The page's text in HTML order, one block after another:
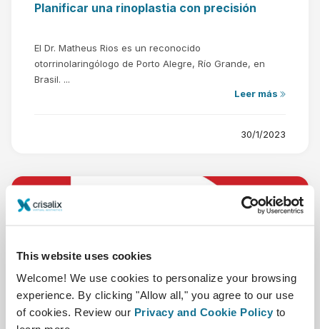
This website uses cookies
Welcome! We use cookies to personalize your browsing
experience. By clicking "Allow all," you agree to our use
of cookies. Review our Privacy and Cookie Policy to
Planificar una rinoplastia con precisión
El Dr. Matheus Rios es un reconocido
otorrinolaringólogo de Porto Alegre, Río Grande, en
Brasil. ...
Leer más
30/1/2023
La importancia de la mirada